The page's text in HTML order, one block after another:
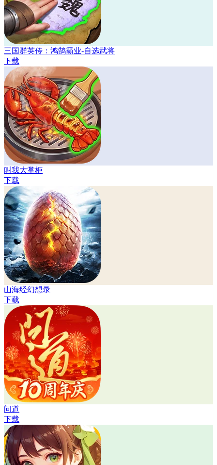
三国群英传：鸿鹄霸业-自选武将
下载
叫我大掌柜
下载
山海经幻想录
下载
问道
下载